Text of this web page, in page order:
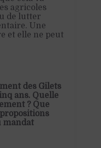
agricoles
de lutter
Une
et elle ne peut
des Gilets
ans. Quelle
? Que
mandat